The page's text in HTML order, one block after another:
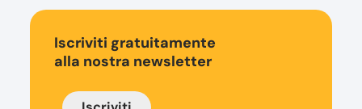
Iscriviti gratuitamente
alla nostra newsletter